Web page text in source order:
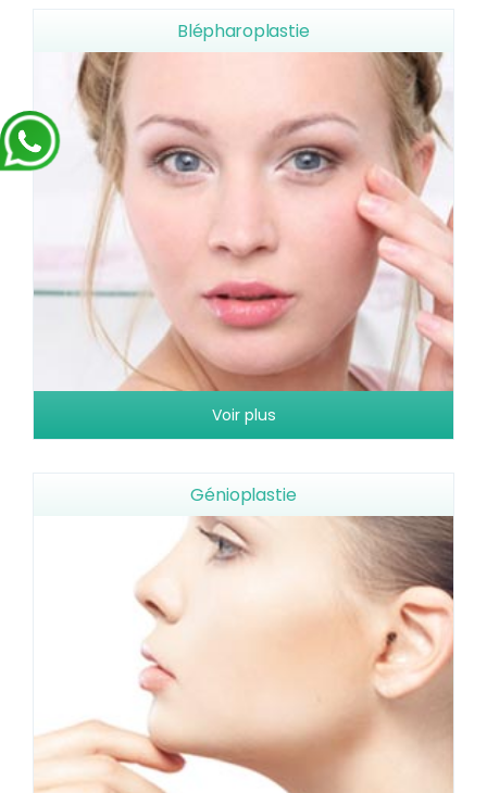
Blépharoplastie
Voir plus
Génioplastie